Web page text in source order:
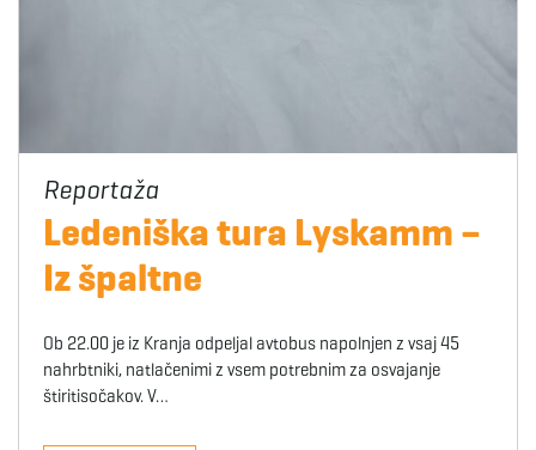
Ledeniška tura Lyskamm –
Iz špaltne
Ob 22.00 je iz Kranja odpeljal avtobus napolnjen z vsaj 45
nahrbtniki, natlačenimi z vsem potrebnim za osvajanje
štiritisočakov. V…